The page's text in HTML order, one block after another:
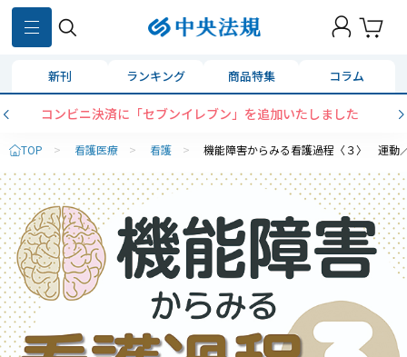
新刊 ランキング 商品特集 コラム
コンビニ決済に「セブンイレブン」を追加いたしました
TOP > 看護医療 > 看護 > 機能障害からみる看護過程〈３〉 運動